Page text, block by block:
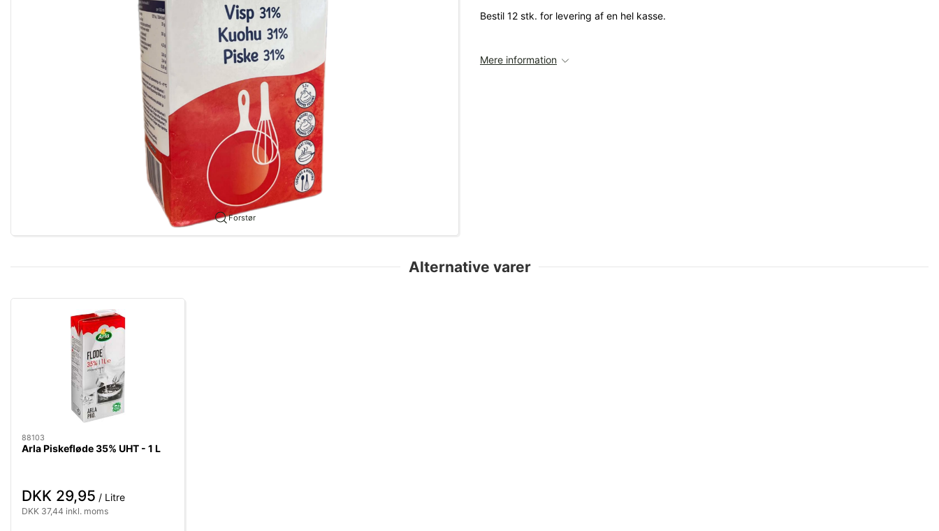
Forstør
Bestil 12 stk. for levering af en hel kasse.
Mere information
Alternative varer
88103
Arla Piskefløde 35% UHT - 1 L
DKK 29,95 / Litre
DKK 37,44 inkl. moms